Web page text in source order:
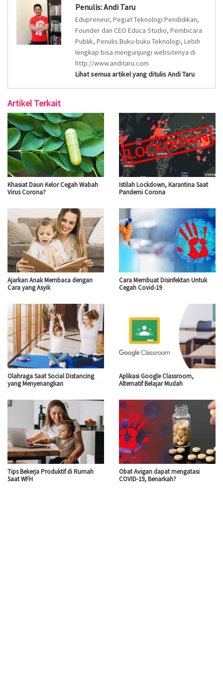
Penulis:Andi Taru
Edupreneur, Pegiat Teknologi Pendidikan,
Founder dan CEO Educa Studio, Pembicara
Publik, Penulis Buku-buku Teknologi, Lebih
lengkap bisa mengunjungi websitenya di
http://www.anditaru.com
Lihat semua artikel yang ditulis Andi Taru
Artikel Terkait
Khasiat Daun Kelor Cegah Wabah
Virus Corona?
Istilah Lockdown, Karantina Saat
Pandemi Corona
Ajarkan Anak Membaca dengan
Cara yang Asyik
Cara Membuat Disinfektan Untuk
Cegah Covid-19
Olahraga Saat Social Distancing
yang Menyenangkan
Aplikasi Google Classroom,
Alternatif Belajar Mudah
Tips Bekerja Produktif di Rumah
Saat WFH
Obat Avigan dapat mengatasi
COVID-19, Benarkah?